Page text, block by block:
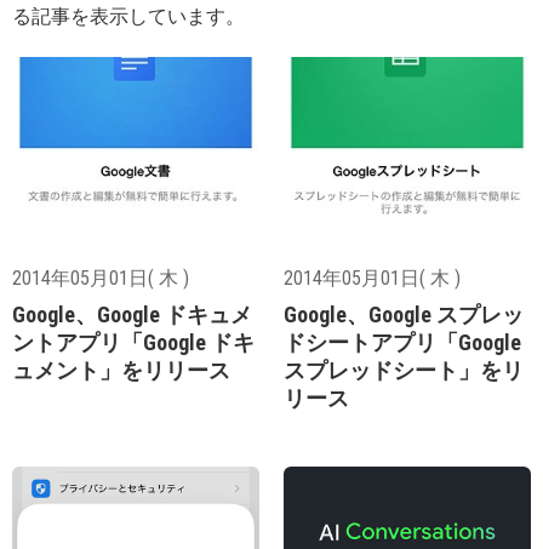
る記事を表示しています。
2014年05月01日( 木 )
Google、Google ドキュメ
ントアプリ「Google ドキ
ュメント」をリリース
2014年05月01日( 木 )
Google、Google スプレッ
ドシートアプリ「Google
スプレッドシート」をリ
リース